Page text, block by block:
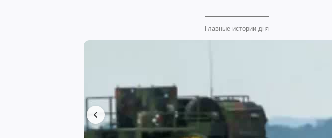
Главные истории дня